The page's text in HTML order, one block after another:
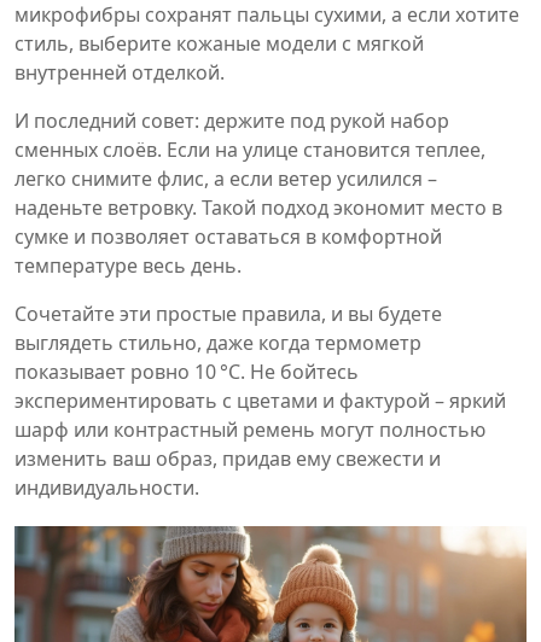
микрофибры сохранят пальцы сухими, а если хотите
стиль, выберите кожаные модели с мягкой
внутренней отделкой.
И последний совет: держите под рукой набор
сменных слоёв. Если на улице становится теплее,
легко снимите флис, а если ветер усилился –
наденьте ветровку. Такой подход экономит место в
сумке и позволяет оставаться в комфортной
температуре весь день.
Сочетайте эти простые правила, и вы будете
выглядеть стильно, даже когда термометр
показывает ровно 10 °C. Не бойтесь
экспериментировать с цветами и фактурой – яркий
шарф или контрастный ремень могут полностью
изменить ваш образ, придав ему свежести и
индивидуальности.